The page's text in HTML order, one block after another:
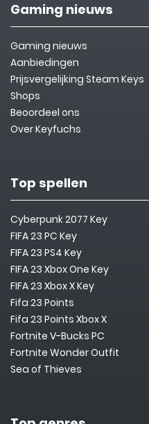
Gaming nieuws
Gaming nieuws
Aanbiedingen
Prijsvergelijking Steam Keys
Shops
Beoordeel ons
Over Keyfuchs
Top spellen
Cyberpunk 2077 Key
FIFA 23 PC Key
FIFA 23 PS4 Key
FIFA 23 Xbox One Key
FIFA 23 Xbox X Key
Fifa 23 Points
Fifa 23 Points Xbox X
Fortnite V-Bucks PC
Fortnite Wonder Outfit
Sea of Thieves